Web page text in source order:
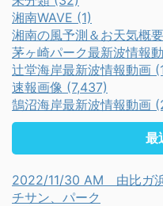
湘南WAVE (1)
湘南の風予測＆お天気概
茅ヶ崎パーク最新波情報
辻堂海岸最新波情報動画
速報画像 (7,437)
鵠沼海岸最新波情報動画
最
2022/11/30 AM 由比ガ浜
チサン、パーク